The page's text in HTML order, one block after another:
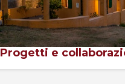
Progetti e